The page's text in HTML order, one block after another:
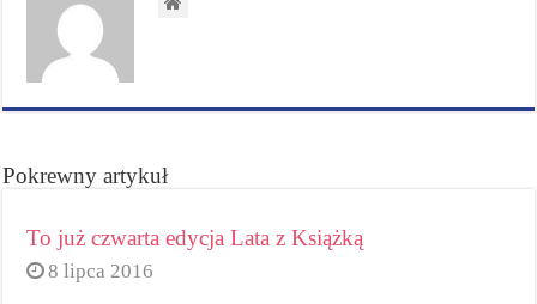
Pokrewny artykuł
To już czwarta edycja Lata z Książką
8 lipca 2016